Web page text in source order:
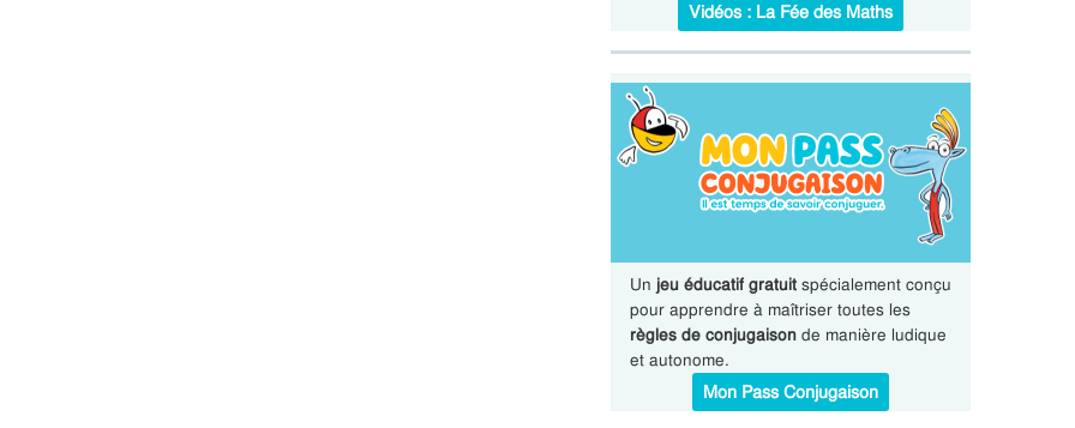
Vidéos : La Fée des Maths
Un jeu éducatif gratuitspécialement conçu
pour apprendre à maîtriser toutes les
règles de conjugaisonde manière ludique
et autonome.
Mon Pass Conjugaison